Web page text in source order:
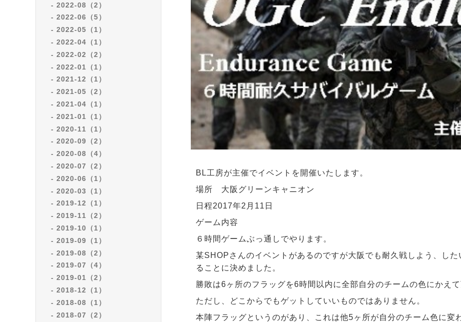
2022-08（2）
2022-06（5）
2022-05（1）
2022-04（1）
2022-02（2）
2022-01（1）
2021-12（1）
2021-05（2）
2021-04（1）
2021-01（1）
2020-11（1）
2020-09（2）
2020-08（4）
2020-07（2）
2020-06（1）
2020-03（1）
2019-12（1）
2019-11（2）
2019-10（1）
2019-09（1）
2019-08（2）
2019-07（4）
2019-01（2）
2018-12（1）
2018-08（1）
2018-07（2）
BL工房が主催でイベントを開催いたします。
場所 大阪グリーンキャニオン
日程2017年2月11日
ゲーム内容
６時間ゲームぶっ通しでやります。
某SHOPさんのイベントがあるのですが大阪でも耐久戦しよう、し
ることに決めました。
勝敗は6ヶ所のフラッグを6時間以内に全部自分のチームの色にかえ
ただし、どこからでもゲットしていいものではありません。
本陣フラッグというのがあり、これは他5ヶ所が自分のチーム色に変